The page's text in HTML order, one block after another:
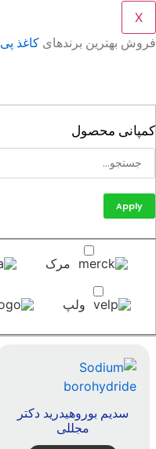
بهترین برندهایکاغذ پی اچ
محصول
Apply
مرک
ولپ
سدیم بوروهیدرید دکتر
مجللی